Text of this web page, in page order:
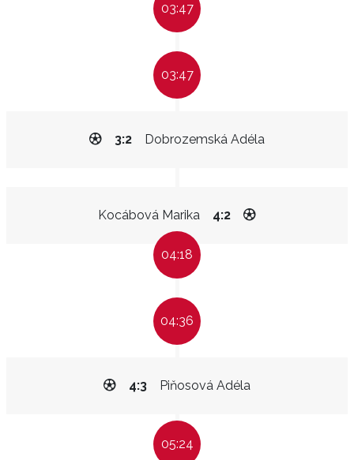
03:47
03:47
Dobrozemská Adéla
3:2
Kocábová Marika 4:2
04:18
04:36
Piňosová Adéla
4:3
05:24